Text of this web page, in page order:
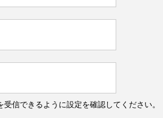
信できるように設定を確認してください。